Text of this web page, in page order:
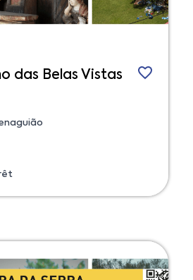
das Belas Vistas